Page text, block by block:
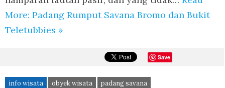
More: Padang Rumput Savana Bromo dan Bukit
Teletubbies »
Save
info wisata obyek wisata padang savana